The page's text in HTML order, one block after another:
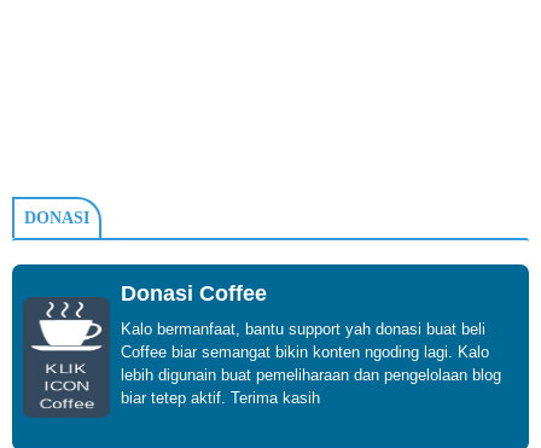
DONASI
KLIK
ICON
Coffee
Donasi Coffee
Kalo bermanfaat, bantu support yah donasi buat beli
Coffee biar semangat bikin konten ngoding lagi. Kalo
lebih digunain buat pemeliharaan dan pengelolaan blog
biar tetep aktif. Terima kasih